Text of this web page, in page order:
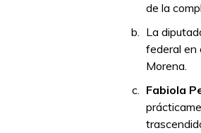
de la
La
federal en
Morena.
Fabiola